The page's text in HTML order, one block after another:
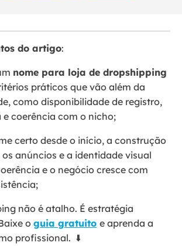
do artigo:
nome para loja de dropshipping
práticos que vão além da
como disponibilidade de registro,
e coerência com o nicho;
certo desde o início, a construção
anúncios e a identidade visual
e o negócio cresce com
não é atalho. É estratégia
oguia gratuito e aprenda a
profissional. ⬇️